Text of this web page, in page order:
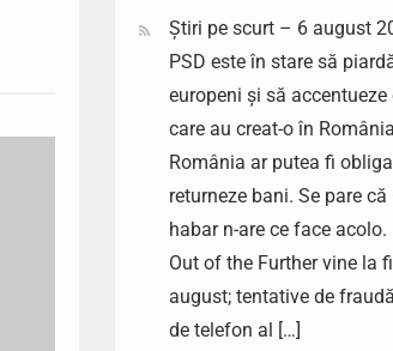
Știri pe scurt – 6 august
PSD este în stare să
europeni și să accentueze
care au creat-o în
România ar putea fi
returneze bani. Se pare că
habar n-are ce face
Out of the Further vine la
august; tentative de
de telefon al […]